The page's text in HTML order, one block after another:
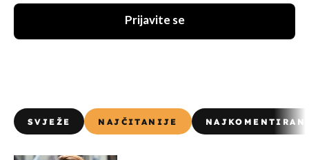
Prijavite se
SVJEŽE NAJČITANIJE